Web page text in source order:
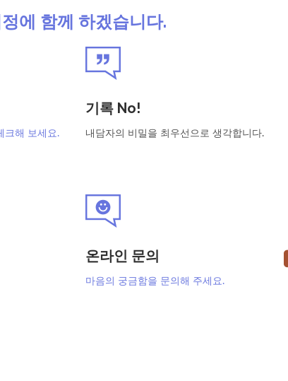
에 함께 하겠습니다.
크해 보세요.
기록 No!
내담자의 비밀을 최우선으로 생각합니다.
온라인 문의
마음의 궁금함을 문의해 주세요.